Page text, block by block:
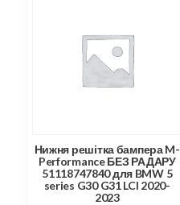
Нижня решітка бампера M-
Performance БЕЗ РАДАРУ
51118747840 для BMW 5
series G30 G31 LCI 2020-
2023